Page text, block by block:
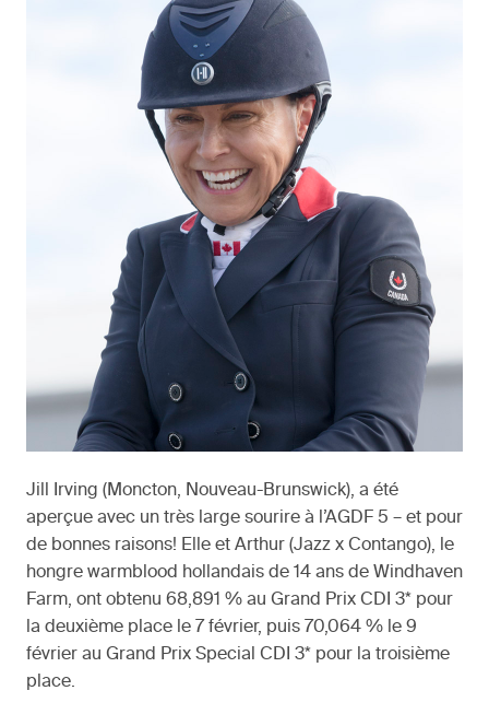
Jill Irving (Moncton, Nouveau-Brunswick), a été
aperçue avec un très large sourire à l’AGDF 5 – et pour
de bonnes raisons! Elle et Arthur (Jazz x Contango), le
hongre warmblood hollandais de 14 ans de Windhaven
Farm, ont obtenu 68,891 % au Grand Prix CDI 3* pour
la deuxième place le 7 février, puis 70,064 % le 9
février au Grand Prix Special CDI 3* pour la troisième
place.